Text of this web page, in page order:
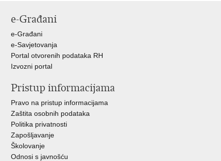
FacebookuTwitteru
e-Građani
e-Građani
e-Savjetovanja
Portal otvorenih podataka RH
Izvozni portal
Pristup informacijama
Pravo na pristup informacijama
Zaštita osobnih podataka
Politika privatnosti
Zapošljavanje
Školovanje
Odnosi s javnošću